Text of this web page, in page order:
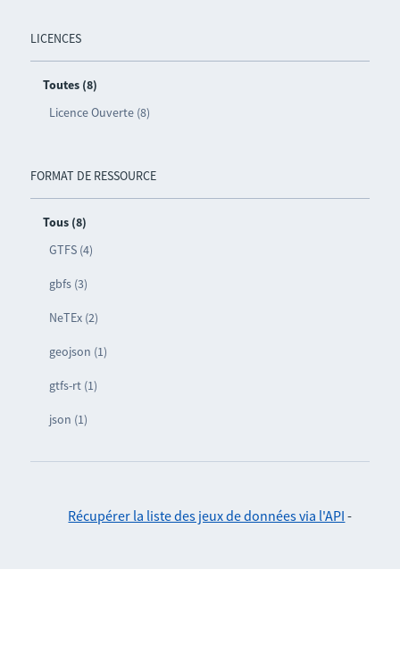
LICENCES
Toutes (8)
Licence Ouverte (8)
FORMAT DE RESSOURCE
Tous (8)
GTFS (4)
gbfs (3)
NeTEx (2)
geojson (1)
gtfs-rt (1)
json (1)
Récupérer la liste des jeux de données via l'API -